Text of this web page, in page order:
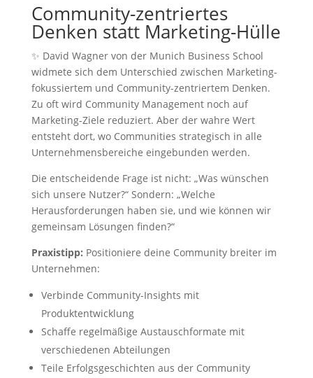
Community-zentriertes
Denken statt Marketing-Hülle
✨ David Wagner von der Munich Business School
widmete sich dem Unterschied zwischen Marketing-
fokussiertem und Community-zentriertem Denken.
Zu oft wird Community Management noch auf
Marketing-Ziele reduziert. Aber der wahre Wert
entsteht dort, wo Communities strategisch in alle
Unternehmensbereiche eingebunden werden.
Die entscheidende Frage ist nicht: „Was wünschen
sich unsere Nutzer?“ Sondern: „Welche
Herausforderungen haben sie, und wie können wir
gemeinsam Lösungen finden?“
Praxistipp: Positioniere deine Community breiter im
Unternehmen:
Verbinde Community-Insights mit
Produktentwicklung
Schaffe regelmäßige Austauschformate mit
verschiedenen Abteilungen
Teile Erfolgsgeschichten aus der Community